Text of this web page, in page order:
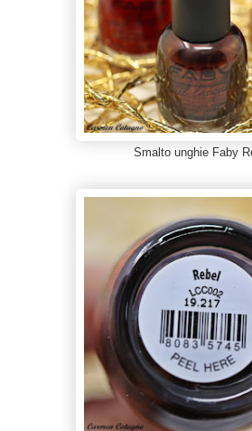
Smalto unghie Faby